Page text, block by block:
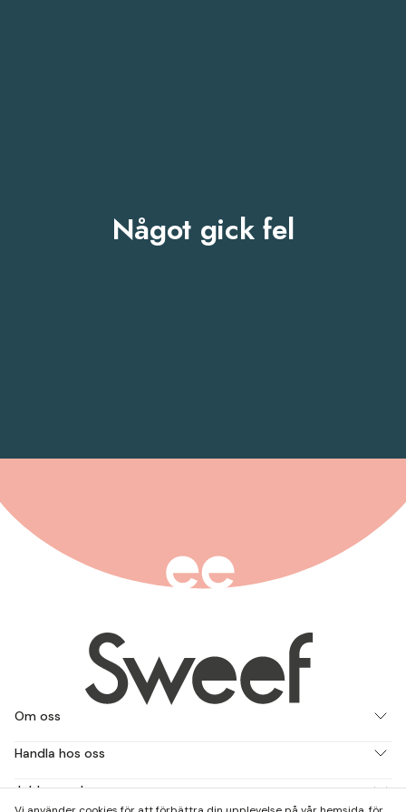
Något gick fel
Om oss
Handla hos oss
Jobba med oss